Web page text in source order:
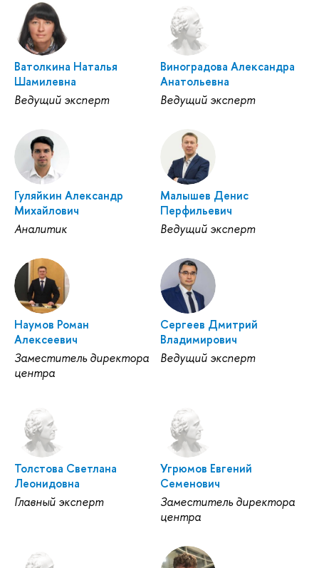
Ватолкина Наталья
Шамилевна
Ведущий эксперт
Виноградова Александра
Анатольевна
Ведущий эксперт
Гуляйкин Александр
Михайлович
Аналитик
Малышев Денис
Перфильевич
Ведущий эксперт
Наумов Роман
Алексеевич
Заместитель директора
центра
Сергеев Дмитрий
Владимирович
Ведущий эксперт
Толстова Светлана
Леонидовна
Главный эксперт
Угрюмов Евгений
Семенович
Заместитель директора
центра